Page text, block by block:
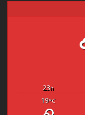
23h
19°C